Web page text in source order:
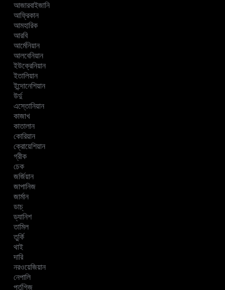
আজারবাইজানি
আফ্রিকান
আমহারিক
আরবি
আর্মেনিয়ান
আলবেনিয়ান
ইউক্রেনিয়ান
ইতালিয়ান
ইন্দোনেশিয়ান
উর্দু
এস্তোনিয়ান
কাজাখ
কাতালান
কোরিয়ান
ক্রোয়েশিয়ান
গ্রীক
চেক
জর্জিয়ান
জাপানিজ
জার্মান
ডাচ্
ড্যানিশ
তামিল
তুর্কি
থাই
দারি
নরওয়েজিয়ান
নেপালি
পর্তুগিজ